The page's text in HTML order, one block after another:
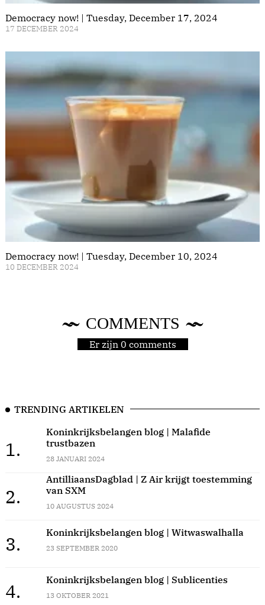
Democracy now! | Tuesday, December 17, 2024
17 DECEMBER 2024
Democracy now! | Tuesday, December 10, 2024
10 DECEMBER 2024
COMMENTS
Er zijn 0 comments
TRENDING ARTIKELEN
1.
Koninkrijksbelangen blog | Malafide
trustbazen
28 JANUARI 2024
2.
AntilliaansDagblad | Z Air krijgt toestemming
van SXM
10 AUGUSTUS 2024
3.
Koninkrijksbelangen blog | Witwaswalhalla
23 SEPTEMBER 2020
4.
Koninkrijksbelangen blog | Sublicenties
13 OKTOBER 2021